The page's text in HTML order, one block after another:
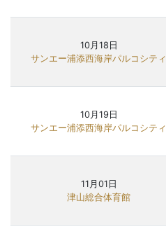
10月18日
サンエー浦添西海岸パルコシティ
10月19日
サンエー浦添西海岸パルコシティ
11月01日
津山総合体育館